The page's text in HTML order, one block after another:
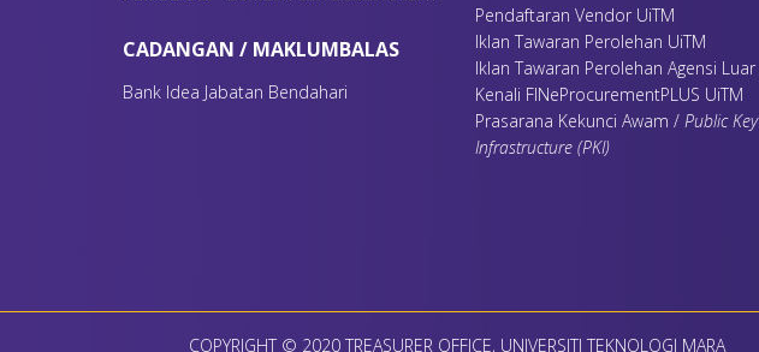
CADANGAN / MAKLUMBALAS
Bank Idea Jabatan Bendahari
Pendaftaran Vendor UiTM
Iklan Tawaran Perolehan UiTM
Iklan Tawaran Perolehan Agensi Luar
Kenali FINeProcurementPLUS UiTM
Prasarana Kekunci Awam / Public Key
Infrastructure (PKI)
COPYRIGHT © 2020 TREASURER OFFICE, UNIVERSITI TEKNOLOGI MARA